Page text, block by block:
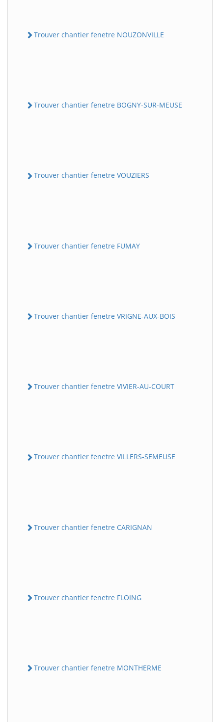
Trouver chantier fenetre NOUZONVILLE
Trouver chantier fenetre BOGNY-SUR-MEUSE
Trouver chantier fenetre VOUZIERS
Trouver chantier fenetre FUMAY
Trouver chantier fenetre VRIGNE-AUX-BOIS
Trouver chantier fenetre VIVIER-AU-COURT
Trouver chantier fenetre VILLERS-SEMEUSE
Trouver chantier fenetre CARIGNAN
Trouver chantier fenetre FLOING
Trouver chantier fenetre MONTHERME